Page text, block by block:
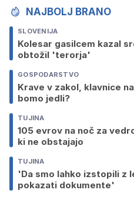
NAJBOLJ BRANO
SLOVENIJA
Kolesar gasilcem kazal
obtožil 'terorja'
GOSPODARSTVO
Krave v zakol, klavnice
bomo jedli?
TUJINA
105 evrov na noč za
ki ne obstajajo
TUJINA
'Da smo lahko izstopili z
pokazati dokumente'